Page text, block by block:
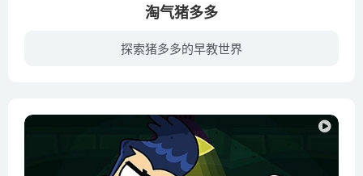
淘气猪多多
探索猪多多的早教世界